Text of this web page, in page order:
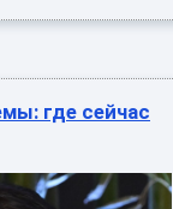
где сейчас